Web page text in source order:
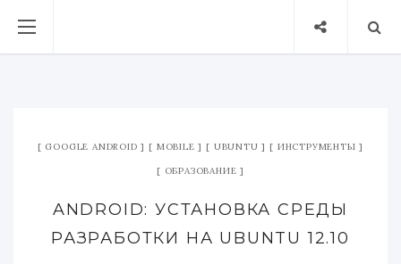
GOOGLE ANDROID MOBILE UBUNTU ИНСТРУМЕНТЫ
ОБРАЗОВАНИЕ
ANDROID: УСТАНОВКА СРЕДЫ
РАЗРАБОТКИ НА UBUNTU 12.10